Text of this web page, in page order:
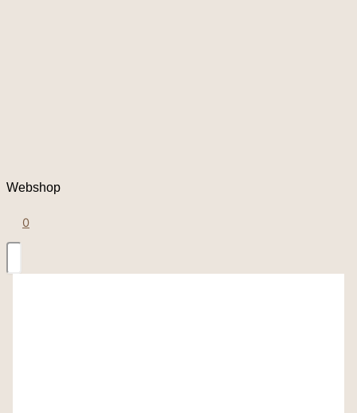
Webshop
0